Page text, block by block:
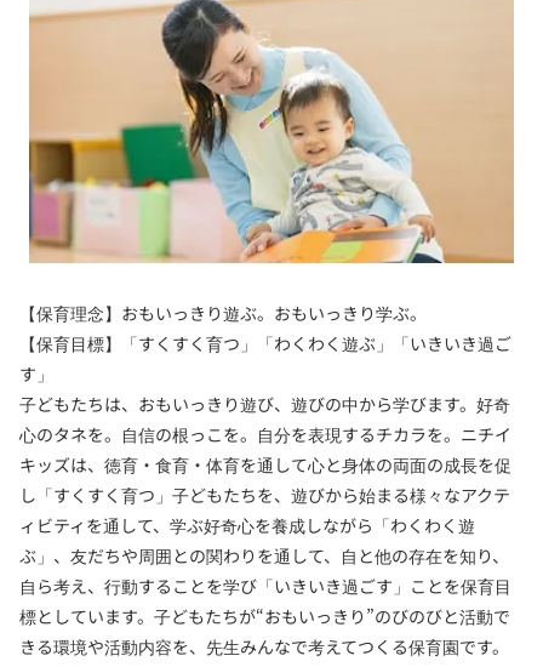
【保育理念】おもいっきり遊ぶ。おもいっきり学ぶ。
【保育目標】「すくすく育つ」「わくわく遊ぶ」「いきいき過ご
す」
子どもたちは、おもいっきり遊び、遊びの中から学びます。好奇
心のタネを。自信の根っこを。自分を表現するチカラを。ニチイ
キッズは、徳育・食育・体育を通して心と身体の両面の成長を促
し「すくすく育つ」子どもたちを、遊びから始まる様々なアクテ
ィビティを通して、学ぶ好奇心を養成しながら「わくわく遊
ぶ」、友だちや周囲との関わりを通して、自と他の存在を知り、
自ら考え、行動することを学び「いきいき過ごす」ことを保育目
標としています。子どもたちが“おもいっきり”のびのびと活動で
きる環境や活動内容を、先生みんなで考えてつくる保育園です。